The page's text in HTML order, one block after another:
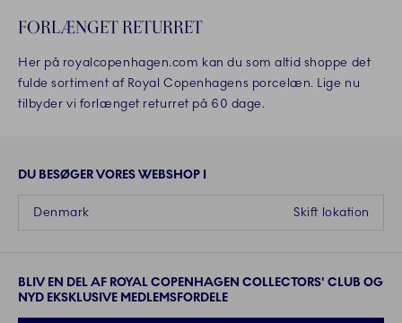
FORLÆNGET RETURRET
Her på royalcopenhagen.com kan du som altid shoppe det
fulde sortiment af Royal Copenhagens porcelæn. Lige nu
tilbyder vi forlænget returret på 60 dage.
DU BESØGER VORES WEBSHOP I
Skift lokation
Denmark
BLIV EN DEL AF ROYAL COPENHAGEN COLLECTORS' CLUB OG
NYD EKSKLUSIVE MEDLEMSFORDELE